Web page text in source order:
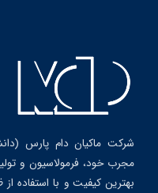
شرکت ماکیان دام پارس
مجرب خود، فرمولاسیون و
بهترین کیفیت و با استفاده